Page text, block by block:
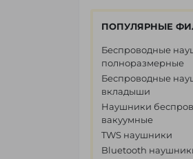
ПОПУЛЯРНЫЕ
Беспроводные
полноразмерные
Беспроводные
вкладыши
Наушники
вакуумные
TWS наушники
Bluetooth